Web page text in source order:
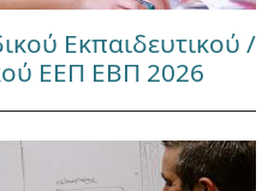
Εκπαιδευτικού /
ΕΕΠ ΕΒΠ 2026